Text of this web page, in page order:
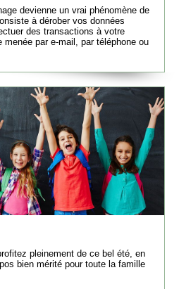
devienne un vrai phénomène de
à dérober vos données
des transactions à votre
menée par e-mail, par téléphone ou
pleinement de ce bel été, en
bien mérité pour toute la famille